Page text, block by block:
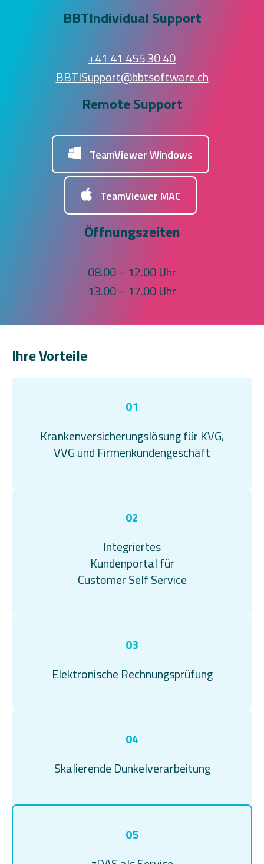
BBTIndividual Support
+41 41 455 30 40
BBTISupport@bbtsoftware.ch
Remote Support
TeamViewer Windows
TeamViewer MAC
Öffnungszeiten
08.00 – 12.00 Uhr
13.00 – 17.00 Uhr
Ihre Vorteile
01
Krankenversicherungslösung für KVG,
VVG und Firmenkundengeschäft
02
Integriertes
Kundenportal für
Customer Self Service
03
Elektronische Rechnungsprüfung
04
Skalierende Dunkelverarbeitung
05